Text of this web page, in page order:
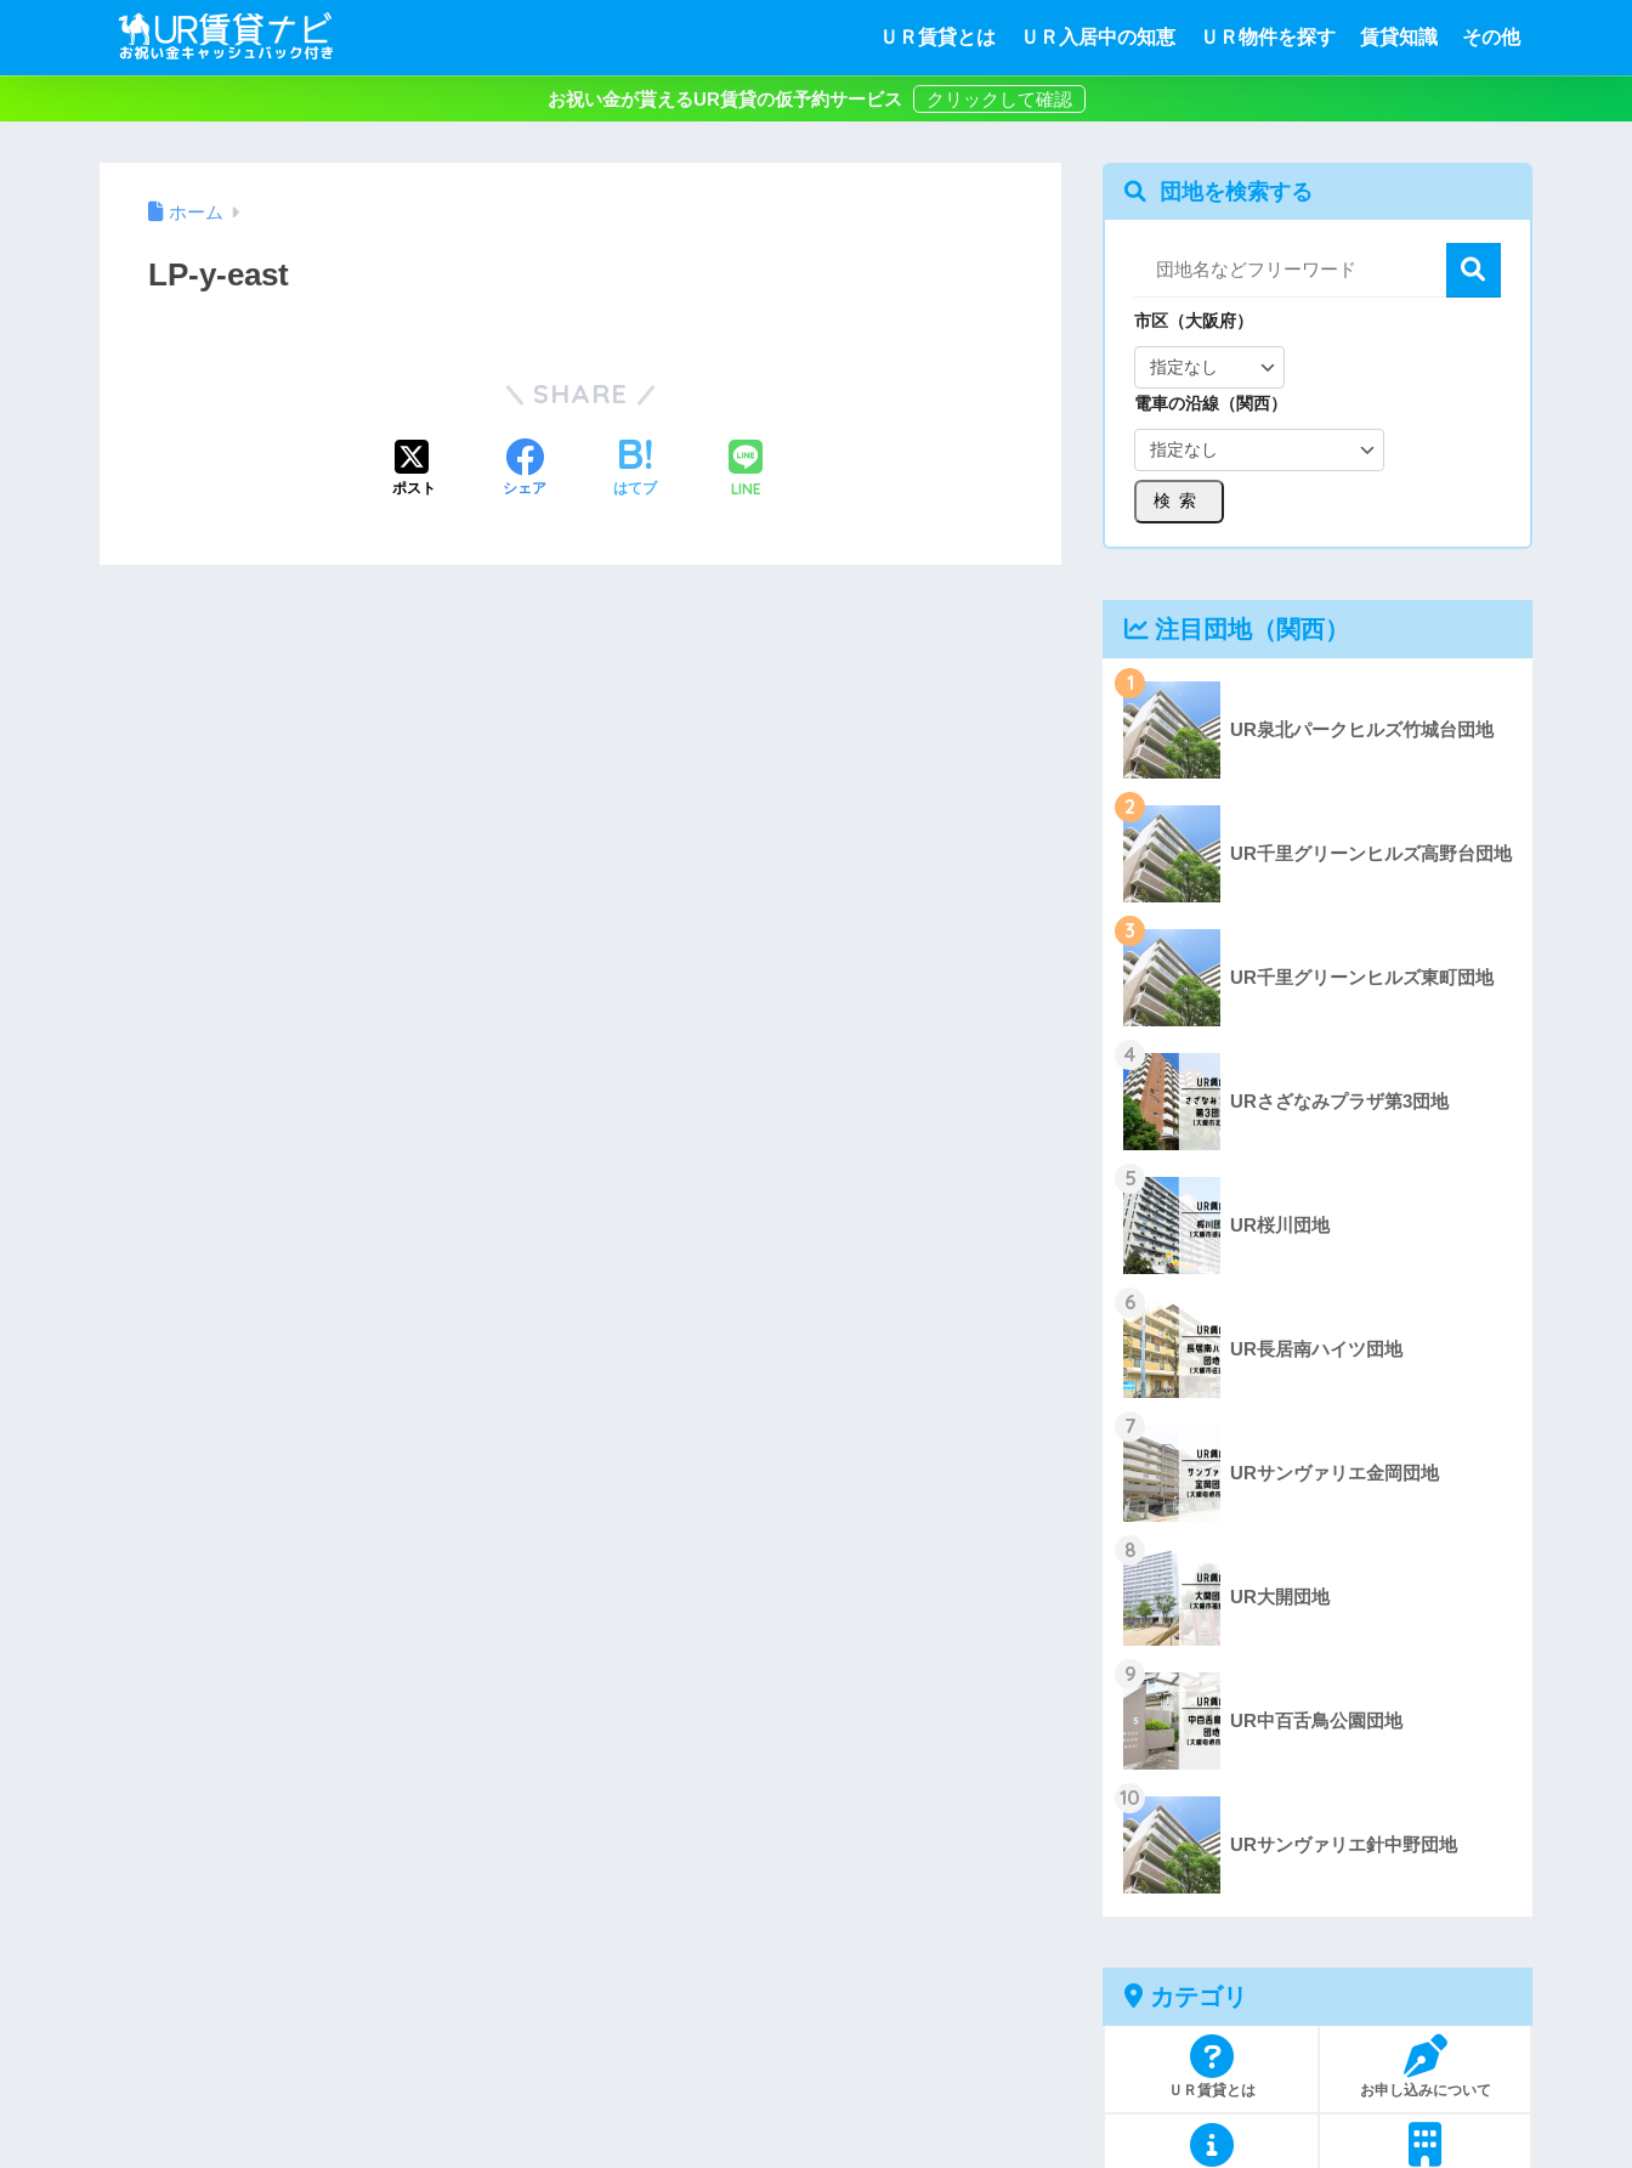
ＵＲ賃貸とは ＵＲ入居中の知恵 ＵＲ物件を探す 賃貸知識 その他
お祝い金が貰えるUR賃貸の仮予約サービス
ホーム
LP-y-east
SHARE
ポスト シェア はてブ LINE
団地を検索する
市区（大阪府）
電車の沿線（関西）
検索
注目団地（関西）
1
UR泉北パークヒルズ竹城台団地
2
UR千里グリーンヒルズ高野台団地
3
UR千里グリーンヒルズ東町団地
4
URさざなみプラザ第3団地
5
UR桜川団地
6
UR長居南ハイツ団地
7
URサンヴァリエ金岡団地
8
UR大開団地
9
UR中百舌鳥公園団地
10
URサンヴァリエ針中野団地
カテゴリ
ＵＲ賃貸とは お申し込みについて